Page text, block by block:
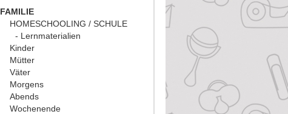
FAMILIE
HOMESCHOOLING / SCHULE
Lernmaterialien
Kinder
Mütter
Väter
Morgens
Abends
Wochenende